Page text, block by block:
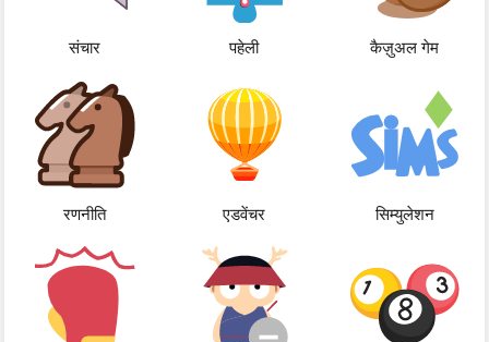
संचार पहेली कैज़ुअल गेम
रणनीति एडवेंचर सिम्युलेशन